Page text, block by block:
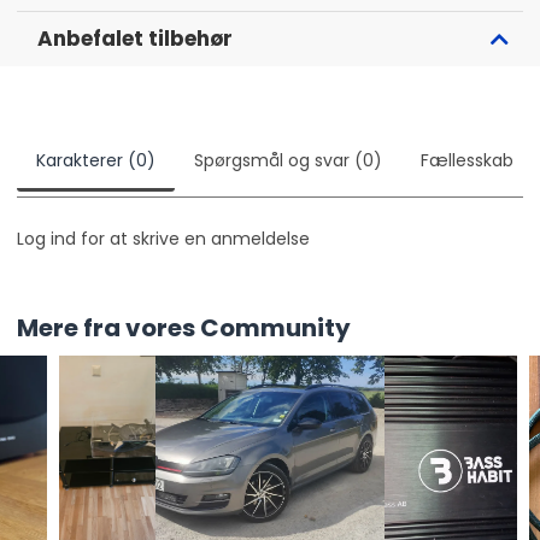
der nægter at vælge mellem musik og omgivelser.
Det åbne design lader verden komme ind, mens du
får en præcis og velafbalanceret lyd direkte i øret.
En specialdesignet ringdriver gør, at du kan høre,
hvad der sker omkring dig, uden at gå på kompromis
med lytteoplevelsen. Konstruktionen er fjerlet, 4,8
gram pr. høretelefon, og hviler stabilt i øret uden at
Anbefalet tilbehør
Karakterer (0) Spørgsmål og svar (0) Fællesskab
Log ind for at skrive en anmeldelse
Mere fra vores Community